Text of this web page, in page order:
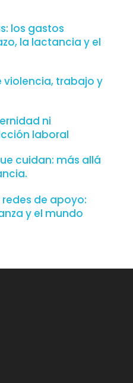
los gastos
la lactancia y el
violencia, trabajo y
ni
laboral
cuidan: más allá
de apoyo:
y el mundo